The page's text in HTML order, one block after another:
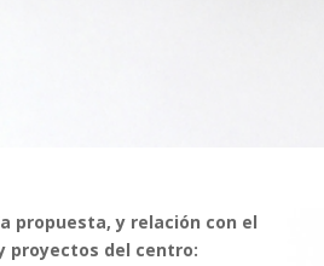
propuesta, y relación con el
proyectos del centro: